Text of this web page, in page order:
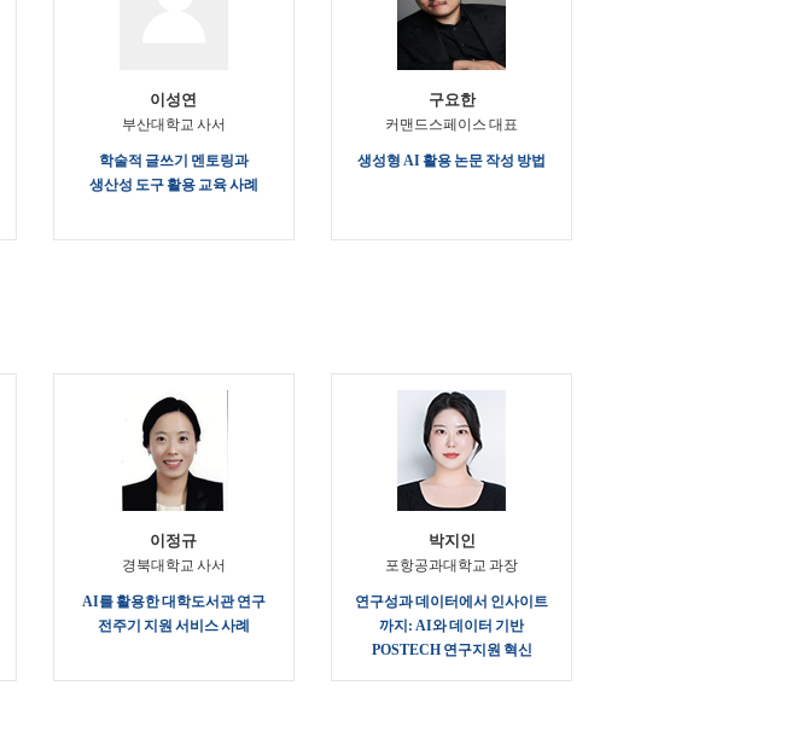
이성연
부산대학교 사서
학술적 글쓰기 멘토링과
생산성 도구 활용 교육 사례
구요한
커맨드스페이스 대표
생성형 AI 활용 논문 작성 방법
이정규
경북대학교 사서
AI를 활용한 대학도서관 연구
전주기 지원 서비스 사례
박지인
포항공과대학교 과장
연구성과 데이터에서 인사이트
까지: AI와 데이터 기반
POSTECH 연구지원 혁신